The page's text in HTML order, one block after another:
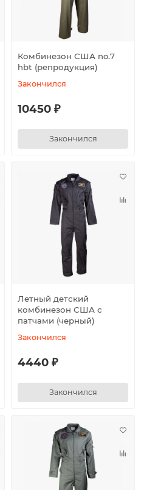
Комбинезон США no.7
hbt (репродукция)
Закончился
10450 ₽
Закончился
Летный детский
комбинезон США с
патчами (черный)
Закончился
4440 ₽
Закончился